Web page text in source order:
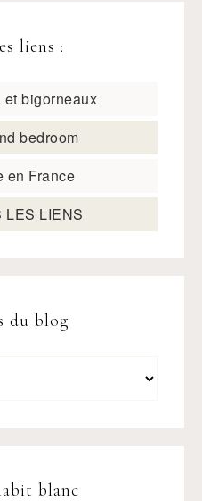
liens :
et bigorneaux
bedroom
en France
LES LIENS
du blog
blanc